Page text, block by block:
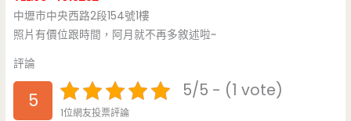
中壢市中央西路2段154號1樓
照片有價位跟時間，阿月就不再多敘述啦~
評論
5 5/5 - (1 vote)
1位網友投票評論